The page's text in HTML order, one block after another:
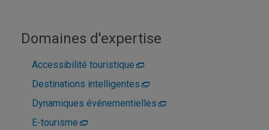
Domaines d'expertise
Accessibilité touristique
Destinations intelligentes
Dynamiques événementielles
E-tourisme